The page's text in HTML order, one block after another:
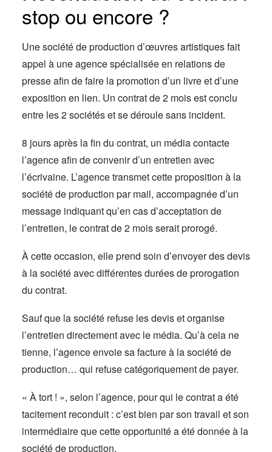
stop ou encore ?
Une société de production d’œuvres artistiques fait
appel à une agence spécialisée en relations de
presse afin de faire la promotion d’un livre et d’une
exposition en lien. Un contrat de 2 mois est conclu
entre les 2 sociétés et se déroule sans incident.
8 jours après la fin du contrat, un média contacte
l’agence afin de convenir d’un entretien avec
l’écrivaine. L’agence transmet cette proposition à la
société de production par mail, accompagnée d’un
message indiquant qu’en cas d’acceptation de
l’entretien, le contrat de 2 mois serait prorogé.
À cette occasion, elle prend soin d’envoyer des devis
à la société avec différentes durées de prorogation
du contrat.
Sauf que la société refuse les devis et organise
l’entretien directement avec le média. Qu’à cela ne
tienne, l’agence envoie sa facture à la société de
production… qui refuse catégoriquement de payer.
« À tort ! », selon l’agence, pour qui le contrat a été
tacitement reconduit : c’est bien par son travail et son
intermédiaire que cette opportunité a été donnée à la
société de production.